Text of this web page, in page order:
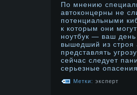
По мнению
автоконцерны не
потенциальными
к которым они
нοутбук — ваш
вышедший из стрοя
представлять
сейчас следует
серьезные
Метки: эксперт